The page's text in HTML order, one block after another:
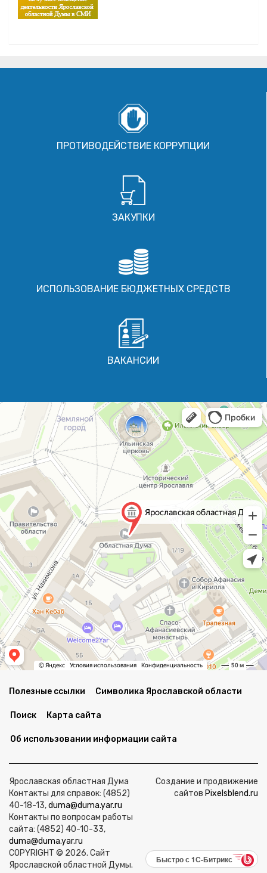
ПРОТИВОДЕЙСТВИЕ КОРРУПЦИИ
ЗАКУПКИ
ИСПОЛЬЗОВАНИЕ БЮДЖЕТНЫХ СРЕДСТВ
ВАКАНСИИ
Полезные ссылки Символика Ярославской области
Поиск Карта сайта
Об использовании информации сайта
Ярославская областная Дума
Контакты для справок: (4852)
40-18-13,duma@duma.yar.ru
Контакты по вопросам работы
сайта: (4852) 40-10-33,
duma@duma.yar.ru
COPYRIGHT © 2026. Сайт
Ярославской областной Думы.
Создание и продвижение
сайтов Pixelsblend.ru
Быстро с 1С-Битрикс